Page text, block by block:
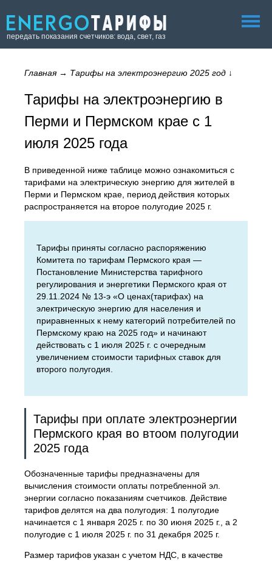
передать показания счетчиков: вода, свет, газ
Главная→ Тарифы на электроэнергию 2025 год ↓
Тарифы на электроэнергию в
Перми и Пермском крае с 1
июля 2025 года
В приведенной ниже таблице можно ознакомиться с
тарифами на электрическую энергию для жителей в
Перми и Пермском крае, период действия которых
распространяется на второе полугодие 2025 г.
Тарифы приняты согласно распоряжению
Комитета по тарифам Пермского края —
Постановление Министерства тарифного
регулирования и энергетики Пермского края от
29.11.2024 № 13-э «О ценах(тарифах) на
электрическую энергию для населения и
приравненных к нему категорий потребителей по
Пермскому краю на 2025 год» и начинают
действовать с 1 июля 2025 г. с очередным
увеличением стоимости тарифных ставок для
второго полугодия.
Тарифы при оплате электроэнергии
Пермского края во втоом полугодии
2025 года
Обозначенные тарифы предназначены для
вычисления стоимости оплаты потребленной эл.
энергии согласно показаниям счетчиков. Действие
тарифов делятся на два полугодия: 1 полугодие
начинается с 1 января 2025 г. по 30 июня 2025 г., а 2
полугодие с 1 июля 2025 г. по 31 декабря 2025 г.
Размер тарифов указан с учетом НДС, в качестве